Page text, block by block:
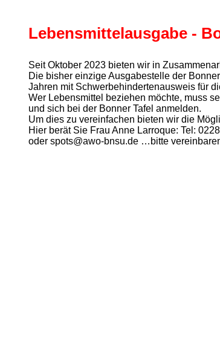
Lebensmittelausgabe -
Seit Oktober 2023 bieten wir in
Die bisher einzige Ausgabestelle der
Jahren mit Schwerbehindertenausweis für
Wer Lebensmittel beziehen möchte, muss
und sich bei der Bonner Tafel anmelden.
Um dies zu vereinfachen bieten wir die
Hier berät Sie Frau Anne Larroque: Tel:
oder spots@awo-bnsu.de …bitte